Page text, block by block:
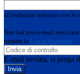
all'indirizzo indicato con le
Non hai una e-mail
tramite la Login Spaggiari
E-mail inviata, si prega